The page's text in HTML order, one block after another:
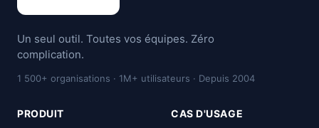
Un seul outil. Toutes vos équipes. Zéro
complication.
1 500+ organisations · 1M+ utilisateurs · Depuis 2004
PRODUIT CAS D'USAGE